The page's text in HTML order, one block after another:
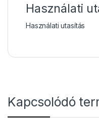
Használati
Használati utasítás
Kapcsolódó